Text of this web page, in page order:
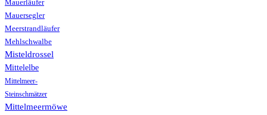
Mauerläufer
Mauersegler
Meerstrandläufer
Mehlschwalbe
Misteldrossel
Mittelelbe
Mittelmeer-
Steinschmätzer
Mittelmeermöwe